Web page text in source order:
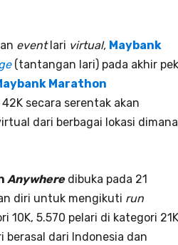
eventlari virtual, Maybank
(tantangan lari) pada akhir
Marathon
secara serentak akan
dari berbagai lokasi dimana
Anywheredibuka pada 21
diri untuk mengikuti run
10K, 5.570 pelari di kategori
berasal dari Indonesia dan